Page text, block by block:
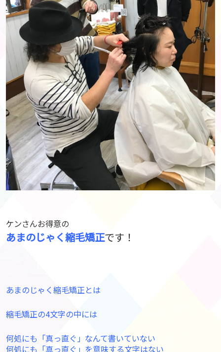
ケンさんお得意の
あまのじゃく縮毛矯正です！
あまのじゃく縮毛矯正とは
縮毛矯正の4文字の中には
何処にも「真っ直ぐ」なんて書いていない
何処にも「真っ直ぐ」を意味する文字はない